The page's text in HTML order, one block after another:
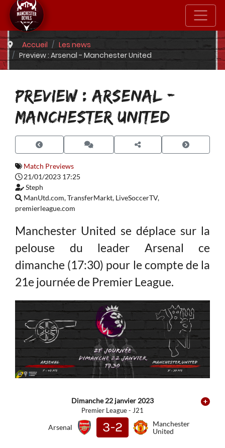
Accueil
Les news
Preview : Arsenal - Manchester United
PREVIEW : ARSENAL -
MANCHESTER UNITED
Match Previews
21/01/2023 17:25
Steph
ManUtd.com, TransferMarkt, LiveSoccerTV,
premierleague.com
Manchester United se déplace sur la
pelouse du leader Arsenal ce
dimanche (17:30) pour le compte de la
21e journée de Premier League.
Dimanche 22 janvier 2023
Premier League - J21
Arsenal 3-2
Manchester
United